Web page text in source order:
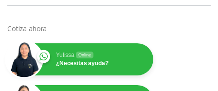
Cotiza ahora
Yulissa Online
¿Necesitas ayuda?